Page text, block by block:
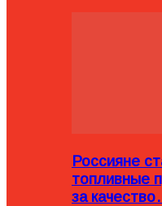
Россияне
топливные
за